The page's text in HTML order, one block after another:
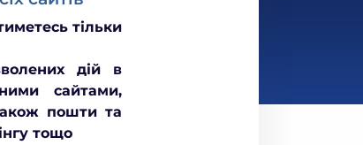
тільки
дій в
сайтами,
пошти та
тощо